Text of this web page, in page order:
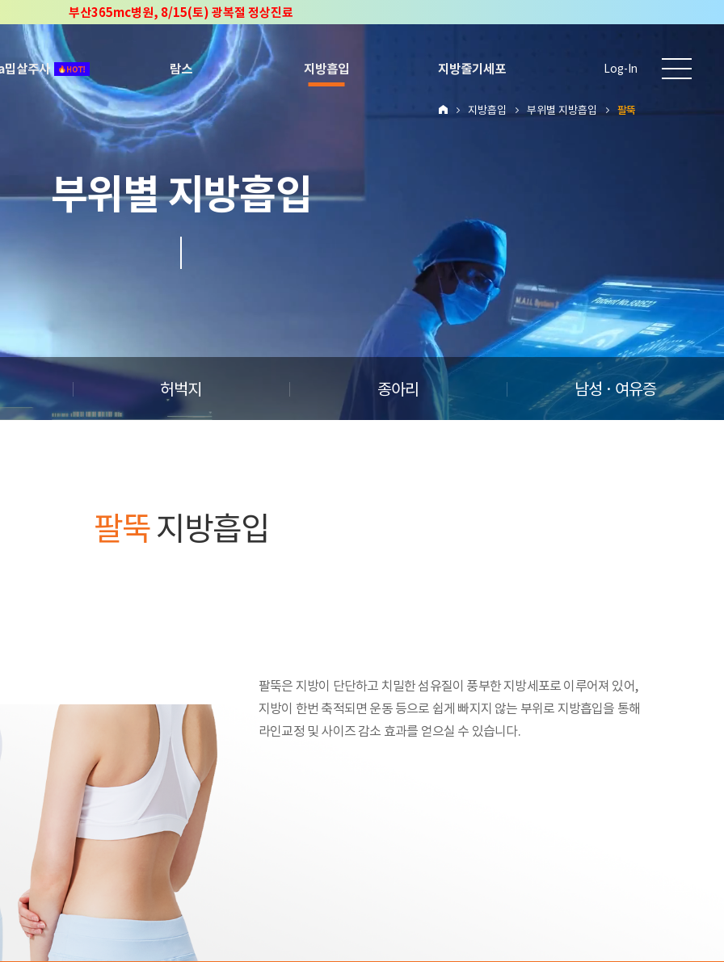
부산365mc병원, 8/15(토) 광복절 정상진료
부산365mc병원, 2년 연속 "Awards 2관왕" 수상
2025 "부산365mc 보건복지부 장관상" 수상!
살주사 람스 지방흡입 지방줄기세포 Log-In
지방흡입 부위별 지방흡입 팔뚝
부위별 지방흡입
허벅지 종아리 남성 · 여유증
팔뚝지방흡입
팔뚝은 지방이 단단하고 치밀한 섬유질이 풍부한 지방세포로 이루어져 있어,
지방이 한번 축적되면 운동 등으로 쉽게 빠지지 않는 부위로 지방흡입을 통해
라인교정 및 사이즈 감소 효과를 얻으실 수 있습니다.